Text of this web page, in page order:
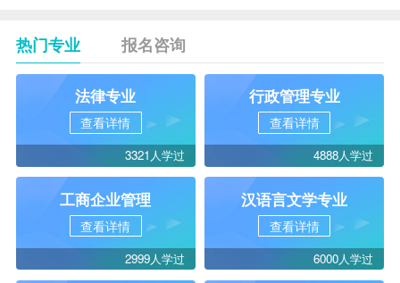
热门专业 报名咨询
法律专业
查看详情
3321人学过
行政管理专业
查看详情
4888人学过
工商企业管理
查看详情
2999人学过
汉语言文学专业
查看详情
6000人学过